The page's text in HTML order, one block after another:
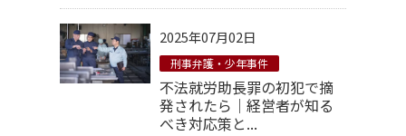
2025年07月02日
刑事弁護・少年事件
不法就労助長罪の初犯で摘
発されたら｜経営者が知る
べき対応策と...